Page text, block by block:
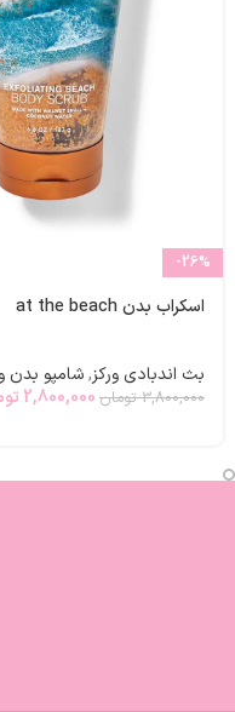
-26%
اسکراب بدن at the beach
بث اندبادی ورکز,شامپو بدن
3,800,000 تومان 2,800,000